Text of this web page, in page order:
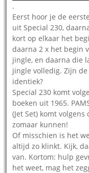
.
Eerst hoor je de
uit Special 230,
kort op elkaar het
daarna 2 x het begin
jingle, en daarna die
jingle volledig. Zijn
identiek?
Special 230 komt
boeken uit 1965.
(Jet Set) komt
zomaar kunnen!
Of misschien is het
altijd zo klinkt. Kijk,
van. Kortom: hulp
het weet, mag het